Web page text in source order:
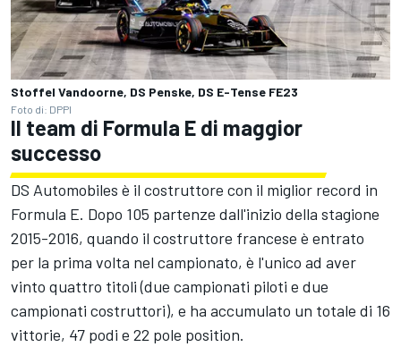
Stoffel Vandoorne, DS Penske, DS E-Tense FE23
Foto di: DPPI
Il team di Formula E di maggior
successo
DS Automobiles è il costruttore con il miglior record in
Formula E. Dopo 105 partenze dall'inizio della stagione
2015-2016, quando il costruttore francese è entrato
per la prima volta nel campionato, è l'unico ad aver
vinto quattro titoli (due campionati piloti e due
campionati costruttori), e ha accumulato un totale di 16
vittorie, 47 podi e 22 pole position.